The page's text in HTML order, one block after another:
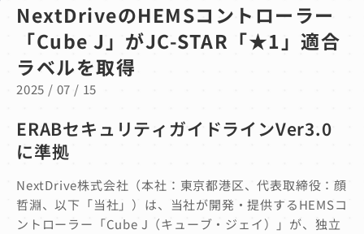
NextDriveのHEMSコントローラー
「Cube J」がJC-STAR「★1」適合
ラベルを取得
2025 / 07 / 15
ERABセキュリティガイドラインVer3.0
に準拠
NextDrive株式会社（本社：東京都港区、代表取締役：顔
哲淵、以下「当社」）は、当社が開発・提供するHEMSコ
ントローラー「Cube J（キューブ・ジェイ）」が、独立